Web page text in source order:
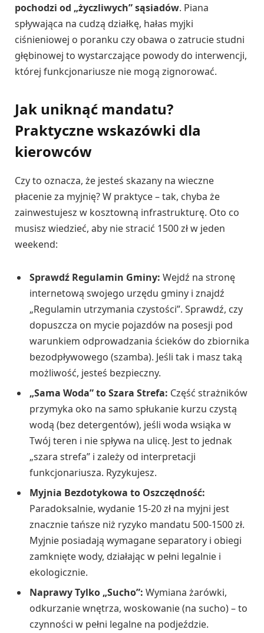
pochodzi od „życzliwych” sąsiadów. Piana
spływająca na cudzą działkę, hałas myjki
ciśnieniowej o poranku czy obawa o zatrucie studni
głębinowej to wystarczające powody do interwencji,
której funkcjonariusze nie mogą zignorować.
Jak uniknąć mandatu?
Praktyczne wskazówki dla
kierowców
Czy to oznacza, że jesteś skazany na wieczne
płacenie za myjnię? W praktyce – tak, chyba że
zainwestujesz w kosztowną infrastrukturę. Oto co
musisz wiedzieć, aby nie stracić 1500 zł w jeden
weekend:
Sprawdź Regulamin Gminy: Wejdź na stronę
internetową swojego urzędu gminy i znajdź
„Regulamin utrzymania czystości”. Sprawdź, czy
dopuszcza on mycie pojazdów na posesji pod
warunkiem odprowadzania ścieków do zbiornika
bezodpływowego (szamba). Jeśli tak i masz taką
możliwość, jesteś bezpieczny.
„Sama Woda” to Szara Strefa: Część strażników
przymyka oko na samo spłukanie kurzu czystą
wodą (bez detergentów), jeśli woda wsiąka w
Twój teren i nie spływa na ulicę. Jest to jednak
„szara strefa” i zależy od interpretacji
funkcjonariusza. Ryzykujesz.
Myjnia Bezdotykowa to Oszczędność:
Paradoksalnie, wydanie 15-20 zł na myjni jest
znacznie tańsze niż ryzyko mandatu 500-1500 zł.
Myjnie posiadają wymagane separatory i obiegi
zamknięte wody, działając w pełni legalnie i
ekologicznie.
Naprawy Tylko „Sucho”: Wymiana żarówki,
odkurzanie wnętrza, woskowanie (na sucho) – to
czynności w pełni legalne na podjeździe.